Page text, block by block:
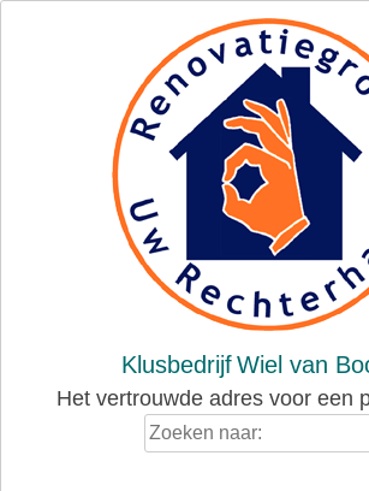
KlusbedrijfWiel van
Het vertrouwde adres voor een